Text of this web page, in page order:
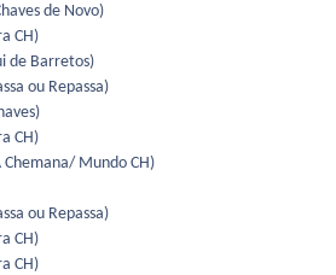
de Novo)
CH)
de Barretos)
ou Repassa)
CH)
Chemana/ Mundo CH)
ou Repassa)
CH)
CH)